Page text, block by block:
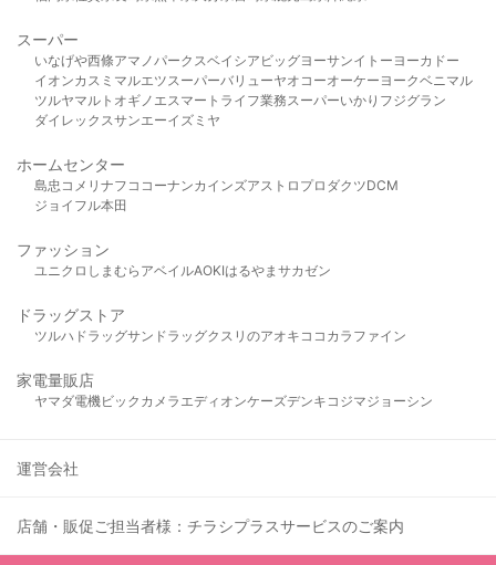
スーパー
いなげや西條アマノパークスベイシア ビッグヨーサンイトーヨーカドー
イオンカスミ マルエツスーパーバリューヤオコーオーケー ヨークベニマル
ツルヤマルト オギノ エスマート ライフ業務スーパーいかり フジグラン
ダイレックスサンエーイズミヤ
ホームセンター
島忠 コメリ ナフコ コーナンカインズアストロプロダクツDCM
ジョイフル本田
ファッション
ユニクロ しまむら アベイルAOKIはるやま サカゼン
ドラッグストア
ツルハドラッグサンドラッグクスリのアオキ ココカラファイン
家電量販店
ヤマダ電機ビックカメラ エディオンケーズデンキ コジマジョーシン
運営会社
店舗・販促ご担当者様：チラシプラスサービスのご案内